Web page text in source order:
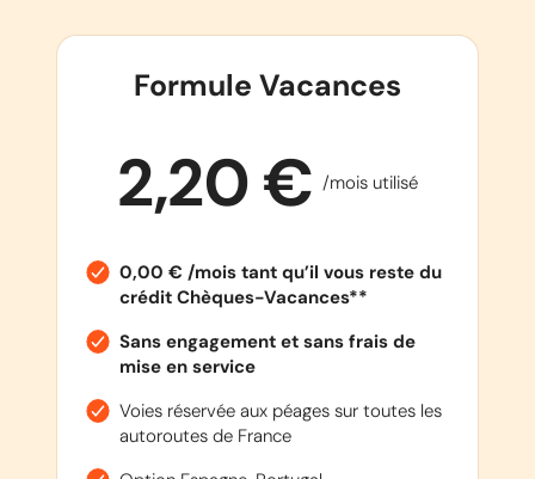
Formule Vacances
2,20 € /mois utilisé
0,00 € /mois tant qu’il vous reste du
crédit Chèques-Vacances**
Sans engagement et sans frais de
mise en service
Voies réservée aux péages sur toutes les
autoroutes de France